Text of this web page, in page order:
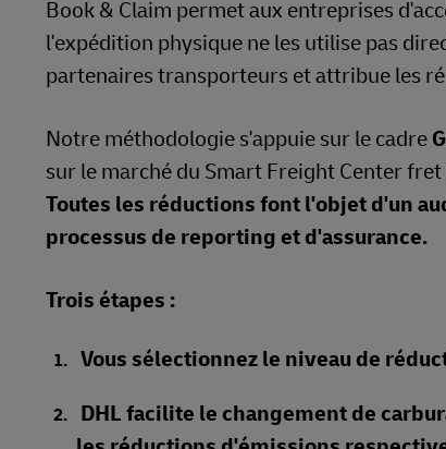
Book & Claim permet aux entreprises
l'expédition physique ne les utilise pas
partenaires transporteurs et attribue les
Notre méthodologie s'appuie sur le cadre
sur le marché du Smart Freight Center fret
Toutes les réductions font l'objet d'un
processus de reporting et d'assurance.
Trois étapes :
Vous sélectionnez le niveau de
DHL facilite le changement de